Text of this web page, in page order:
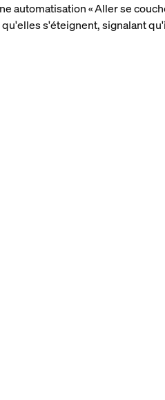
automatisation « Aller se
s'éteignent, signalant